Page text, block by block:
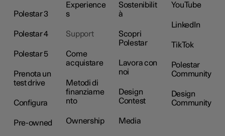
Polestar 3
Polestar 4
Polestar 5
Prenota un
test drive
Configura
Pre-owned
Experience
s
Support
Come
acquistare
Metodi di
finanziame
nto
Ownership
Sostenibilit
à
Scopri
Polestar
Lavora con
noi
Design
Contest
Media
YouTube
LinkedIn
TikTok
Polestar
Community
Design
Community